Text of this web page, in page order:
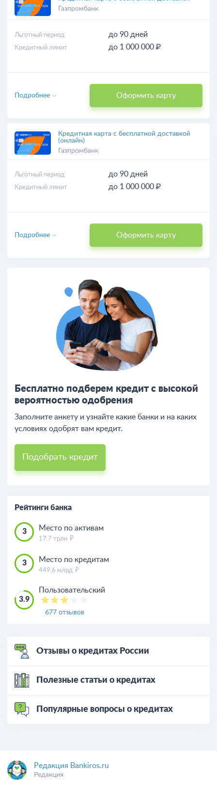
Газпромбанк
Льготный период до 90 дней
Кредитный лимит до 1 000 000 ₽
Оформить карту
Подробнее
Кредитная карта с бесплатной доставкой
(онлайн)
Газпромбанк
Льготный период до 90 дней
Кредитный лимит до 1 000 000 ₽
Оформить карту
Подробнее
Бесплатно подберем кредит с высокой
вероятностью одобрения
Заполните анкету и узнайте какие банки и на каких
условиях одобрят вам кредит.
Подобрать кредит
Рейтинги банка
3 Место по активам
17.7 трлн
3 Место по кредитам
449.6 млрд
3.9
Пользовательский
677 отзывов
Отзывы о кредитах России
Полезные статьи о кредитах
Популярные вопросы о кредитах
Редакция Bankiros.ru
Редакция